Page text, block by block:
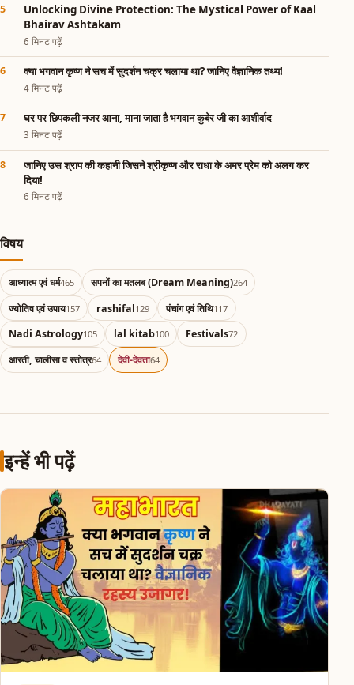
Unlocking Divine Protection: The Mystical Power of Kaal
Bhairav Ashtakam
6 मिनट पढ़ें
क्या भगवान कृष्ण ने सच में सुदर्शन चक्र चलाया था? जानिए वैज्ञानिक तथ्य!
4 मिनट पढ़ें
घर पर छिपकली नजर आना, माना जाता है भगवान कुबेर जी का आशीर्वाद
3 मिनट पढ़ें
जानिए उस श्राप की कहानी जिसने श्रीकृष्ण और राधा के अमर प्रेम को अलग कर
दिया!
6 मिनट पढ़ें
विषय
आध्यात्म एवं धर्म465 सपनों का मतलब (Dream Meaning)264
ज्योतिष एवं उपाय157 rashifal129 पंचांग एवं तिथि117
Nadi Astrology105 lal kitab100 Festivals72
आरती, चालीसा व स्तोत्र64 देवी-देवता64
इन्हें भी पढ़ें